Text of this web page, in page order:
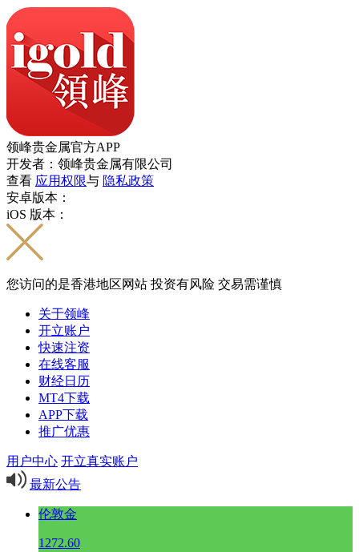
领峰贵金属官方APP
开发者：领峰贵金属有限公司
查看 应用权限与 隐私政策
安卓版本：
iOS 版本：
您访问的是香港地区网站 投资有风险 交易需谨慎
关于领峰
开立账户
快速注资
在线客服
财经日历
MT4下载
APP下载
推广优惠
用户中心 开立真实账户
最新公告
伦敦金
1272.60